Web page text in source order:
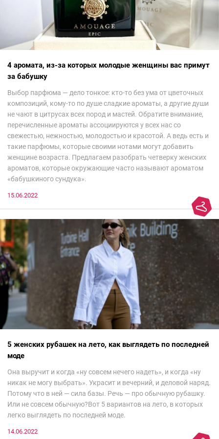
4 аромата, из-за которых молодые женщины вас примут
за бабушку
Выбор парфюма — дело тонкое: кто-то без ума от цветочных
композиций, кому-то по душе сладкие ароматы, а другие души
не чают в цитрусах всех пород и мастей. Обратите внимание,
перечисленные ароматы ассоциируются у всех нас со
свежестью, нежностью, молодостью и красотой. А ведь есть и
такие парфюмы, которые своими нотами могут добавить
женщине возраста. Предлагаем разобрать четверку женских
ароматов, которые окружающие часто называют ароматом
«бабушкиного сундука».
15.06.2022
5 женских рубашек на лето, как выглядеть по последней
моде
Она выручит и когда «ну совсем нечего надеть», и когда «ну
никак не могу выбрать». Украсит и вечерний, и деловой наряд.
Потому что в ней — сила базы. Речь — про обычную рубашку.
Или не совсем обычную?Вот 5 вариантов на лето, в которых
легко выглядеть по последней моде.
14.06.2022